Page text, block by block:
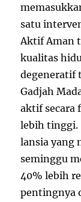
satu
Aktif Aman
kualitas
degeneratif
Gadjah
aktif secara
lebih tinggi.
lansia yang
seminggu
40% lebih
pentingnya